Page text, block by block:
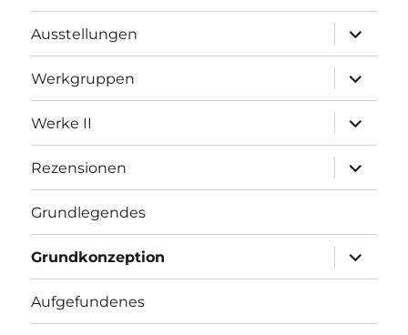
Ausstellungen
öffnen
Werkgruppen
öffnen
Werke II
öffnen
Rezensionen
öffnen
Grundlegendes
Grundkonzeption
öffnen
Aufgefundenes